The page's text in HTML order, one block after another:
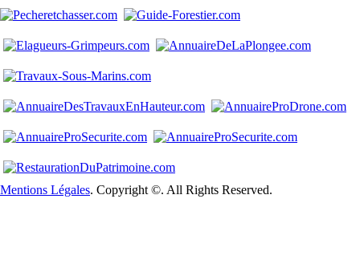
Mentions Légales. Copyright ©. All Rights Reserved.